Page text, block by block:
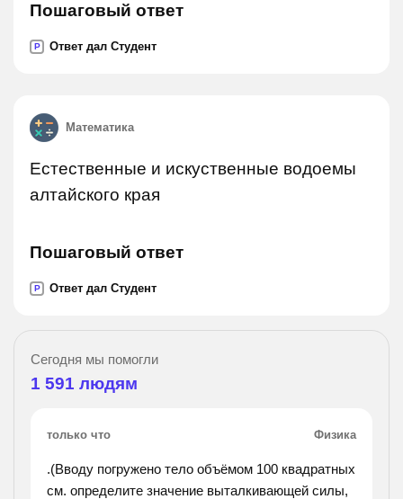
Пошаговый ответ
P Ответ дал Студент
Математика
Естественные и искуственные водоемы
алтайского края
Пошаговый ответ
P Ответ дал Студент
Сегодня мы помогли
1 591 людям
только что Физика
.(Вводу погружено тело объёмом 100 квадратных
см. определите значение выталкивающей силы,